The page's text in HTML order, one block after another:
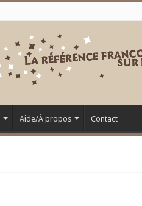
Aide/À propos Contact